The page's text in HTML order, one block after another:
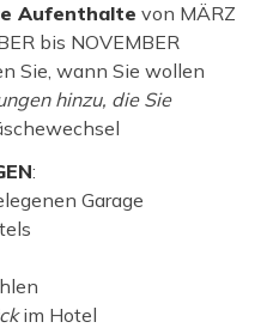
Aufenthalte von MÄRZ
bis NOVEMBER
Sie, wann Sie wollen
hinzu, die Sie
:
Garage
im Hotel